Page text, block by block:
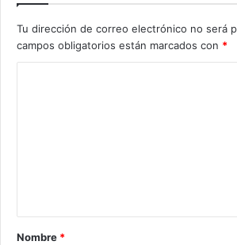
Tu dirección de correo electrónico no será
campos obligatorios están marcados con *
Nombre *